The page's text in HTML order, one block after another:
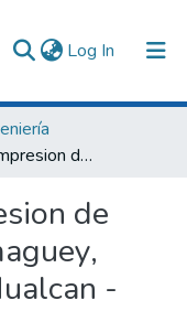
Log In (current)
Resistencia a compresion de adobe con fibra de maguey, Centro Poblado de Hualcan - Carhuaz 2018.
de
-